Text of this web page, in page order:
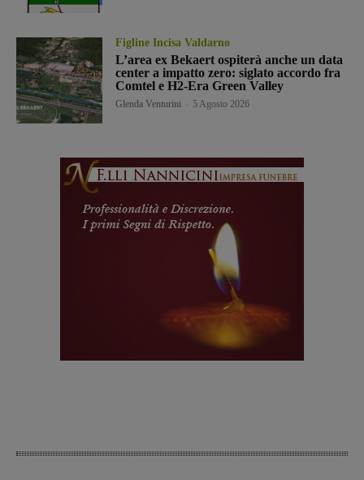
Figline Incisa Valdarno
L’area ex Bekaert ospiterà anche un data
center a impatto zero: siglato accordo fra
Comtel e H2-Era Green Valley
Glenda Venturini 5 Agosto 2026